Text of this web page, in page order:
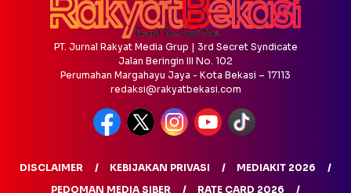
PT. Jurnal Rakyat Media Grup | 3rd Secret Syndicate
Jalan Beringin III No. 102
Perumahan Margahayu Jaya - Kota Bekasi – 17113
redaksi@rakyatbekasi.com
DISCLAIMER KEBIJAKAN PRIVASI
MEDIAKIT 2026
PEDOMAN MEDIA SIBER
RATE CARD 2026